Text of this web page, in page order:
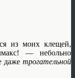
из моих клещей,
— небольно
даже трогательной